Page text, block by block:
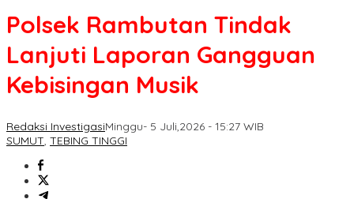
Polsek Rambutan Tindak
Lanjuti Laporan Gangguan
Kebisingan Musik
Redaksi InvestigasiMinggu- 5 Juli,2026 - 15:27 WIB
SUMUT, TEBING TINGGI